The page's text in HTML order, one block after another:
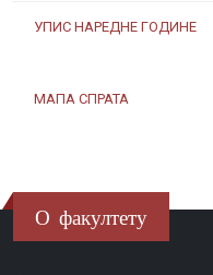
УПИС НАРЕДНЕ ГОДИНЕ
МАПА СПРАТА
О факултету